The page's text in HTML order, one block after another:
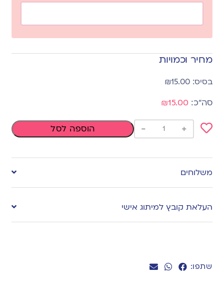
שתפו:
מחיר וכמויות
₪15.00
₪15.00
to
wishlist
+
- הוספה לסל
משלוחים
העלאת קובץ למיתוג אישי